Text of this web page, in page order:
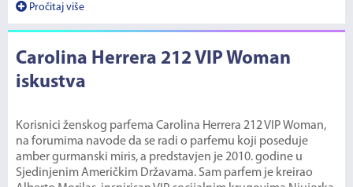
Pročitaj više
Carolina Herrera 212 VIP Woman
iskustva
Korisnici ženskog parfema Carolina Herrera 212 VIP Woman,
na forumima navode da se radi o parfemu koji poseduje
amber gurmanski miris, a predstavjen je 2010. godine u
Sjedinjenim Američkim Državama. Sam parfem je kreirao